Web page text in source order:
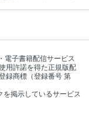
電子書籍配信サービス
用許諾を得た正規版配
録商標（登録番号 第
掲示しているサービス